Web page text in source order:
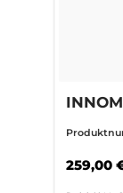
30mm
259,00